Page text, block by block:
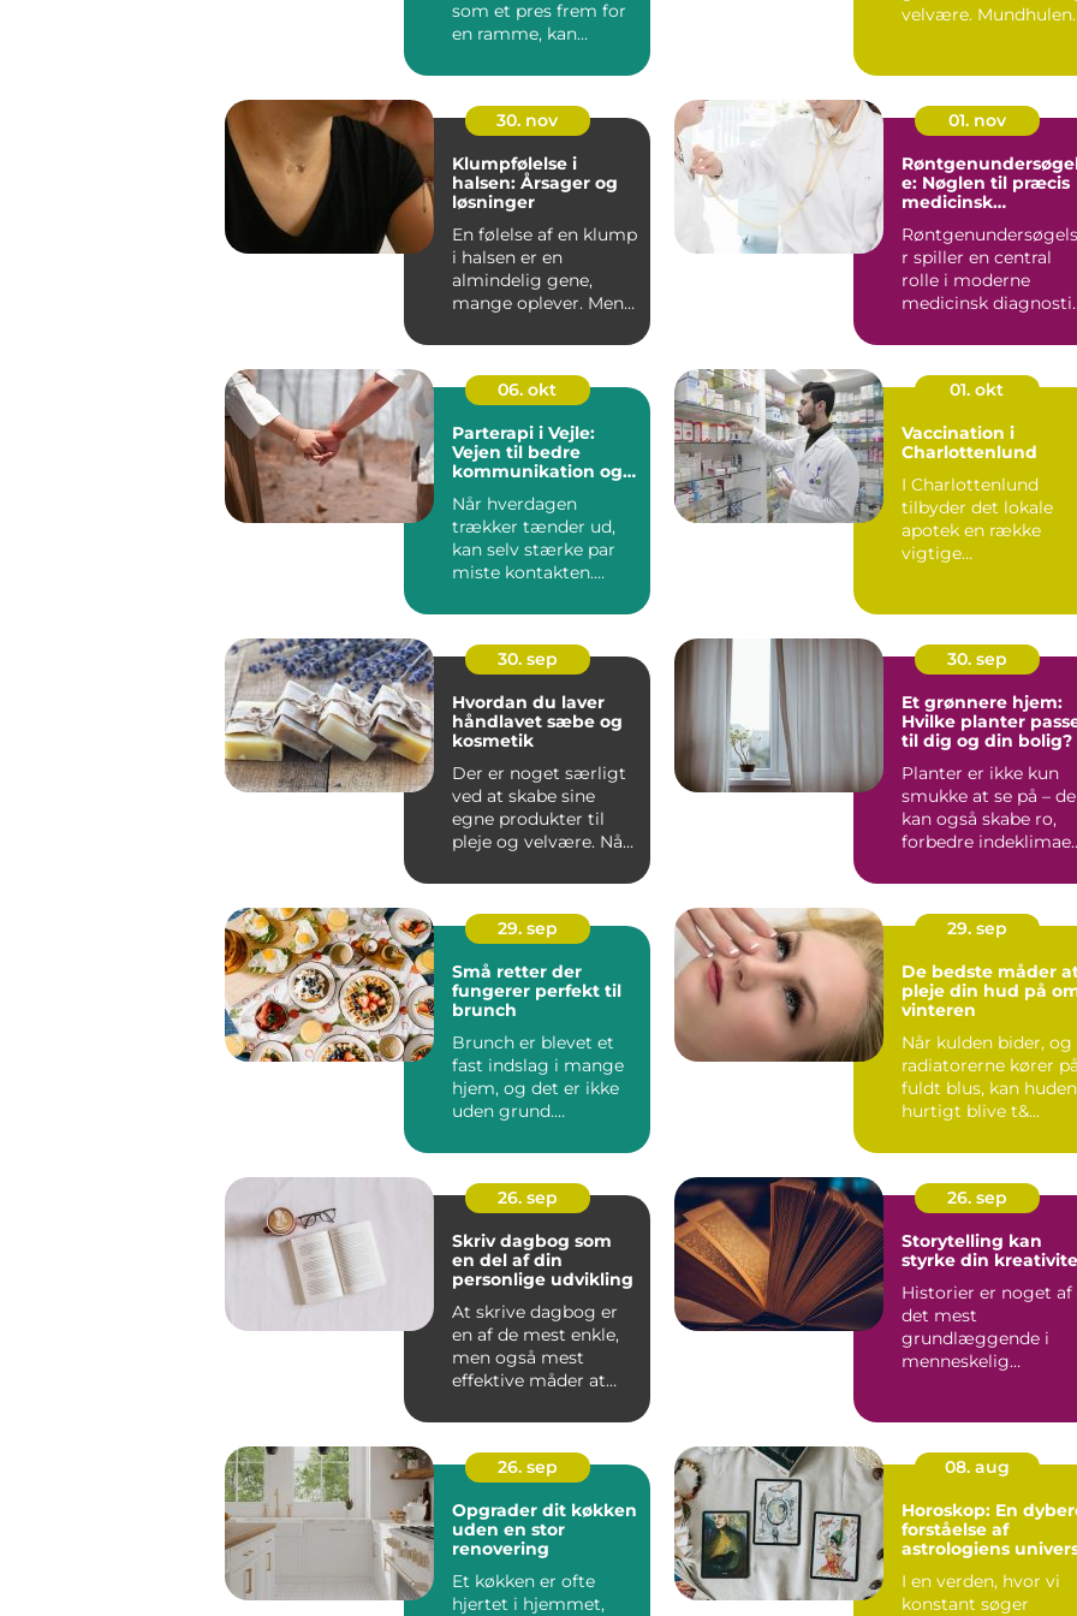
som et pres frem for
en ramme, kan
psykoterapeut vær...
velvære. Mundhulen
30. nov
Klumpfølelse i
halsen: Årsager og
løsninger
En følelse af en klump
i halsen er en
almindelig gene,
mange oplever. Mens
01. nov
e: Nøglen til præcis
medicinsk
r spiller en central
rolle i moderne
medicinsk
06. okt
Parterapi i Vejle:
Vejen til bedre
kommunikation og
Når hverdagen
trækker tænder ud,
kan selv stærke par
miste kontakten.
01. okt
Vaccination i
Charlottenlund
I Charlottenlund
tilbyder det lokale
apotek en række
vigtige
30. sep
Hvordan du laver
håndlavet sæbe og
kosmetik
Der er noget særligt
ved at skabe sine
egne produkter til
pleje og velvære. Når
30. sep
Et grønnere hjem:
Hvilke planter
til dig og din bolig?
Planter er ikke kun
smukke at se på – de
kan også skabe ro,
forbedre indeklimaet
29. sep
Små retter der
fungerer perfekt til
brunch
Brunch er blevet et
fast indslag i mange
hjem, og det er ikke
uden grund.
morgenmad...
29. sep
De bedste måder
pleje din hud på
vinteren
Når kulden bider, og
radiatorerne kører på
fuldt blus, kan huden
hurtigt blive t&...
26. sep
Skriv dagbog som
en del af din
personlige udvikling
At skrive dagbog er
en af de mest enkle,
men også mest
effektive måder at
26. sep
Storytelling kan
styrke din
Historier er noget af
det mest
grundlæggende i
menneskelig
26. sep
Opgrader dit køkken
uden en stor
renovering
Et køkken er ofte
hjertet i hjemmet,
08. aug
Horoskop: En
forståelse af
astrologiens
I en verden, hvor vi
konstant søger